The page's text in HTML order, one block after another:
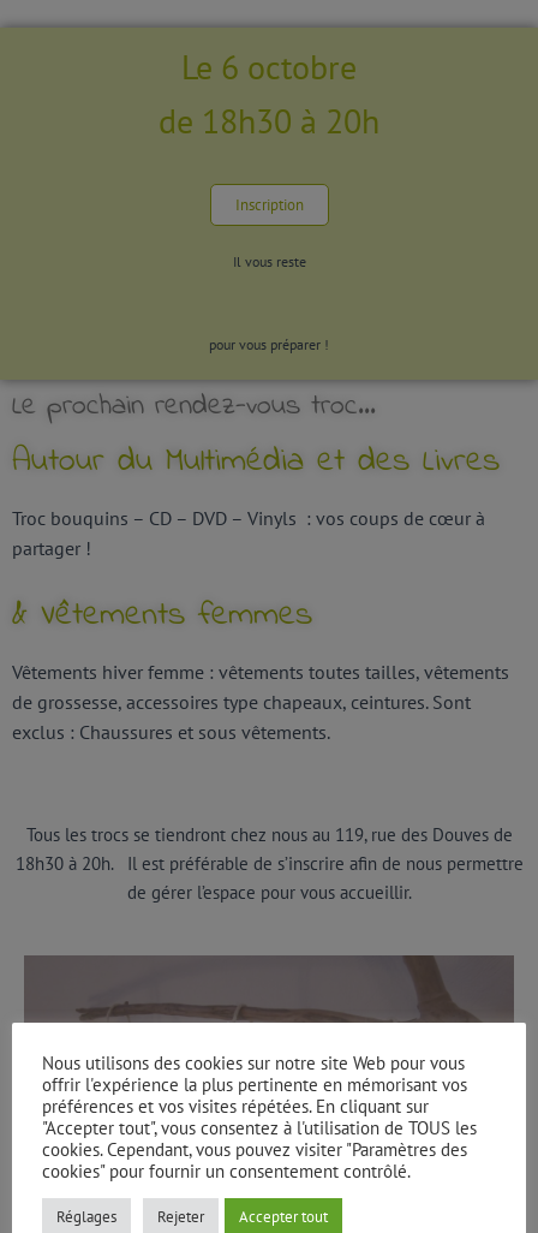
Le 6 octobre
de 18h30 à 20h
Inscription
Il vous reste
pour vous préparer !
Le prochain rendez-vous troc...
Autour du Multimédia et des Livres
Troc bouquins – CD – DVD – Vinyls : vos coups de cœur à
partager !
& Vêtements femmes
Vêtements hiver femme : vêtements toutes tailles, vêtements
de grossesse, accessoires type chapeaux, ceintures. Sont
exclus : Chaussures et sous vêtements.
Tous les trocs se tiendront chez nous au 119, rue des Douves de
18h30 à 20h. Il est préférable de s’inscrire afin de nous permettre
de gérer l’espace pour vous accueillir.
2 déc 2021
Autour des fêtes
de fin d'année
Nous utilisons des cookies sur notre site Web pour vous
offrir l'expérience la plus pertinente en mémorisant vos
préférences et vos visites répétées. En cliquant sur
"Accepter tout", vous consentez à l'utilisation de TOUS les
cookies. Cependant, vous pouvez visiter "Paramètres des
cookies" pour fournir un consentement contrôlé.
Réglages Rejeter Accepter tout